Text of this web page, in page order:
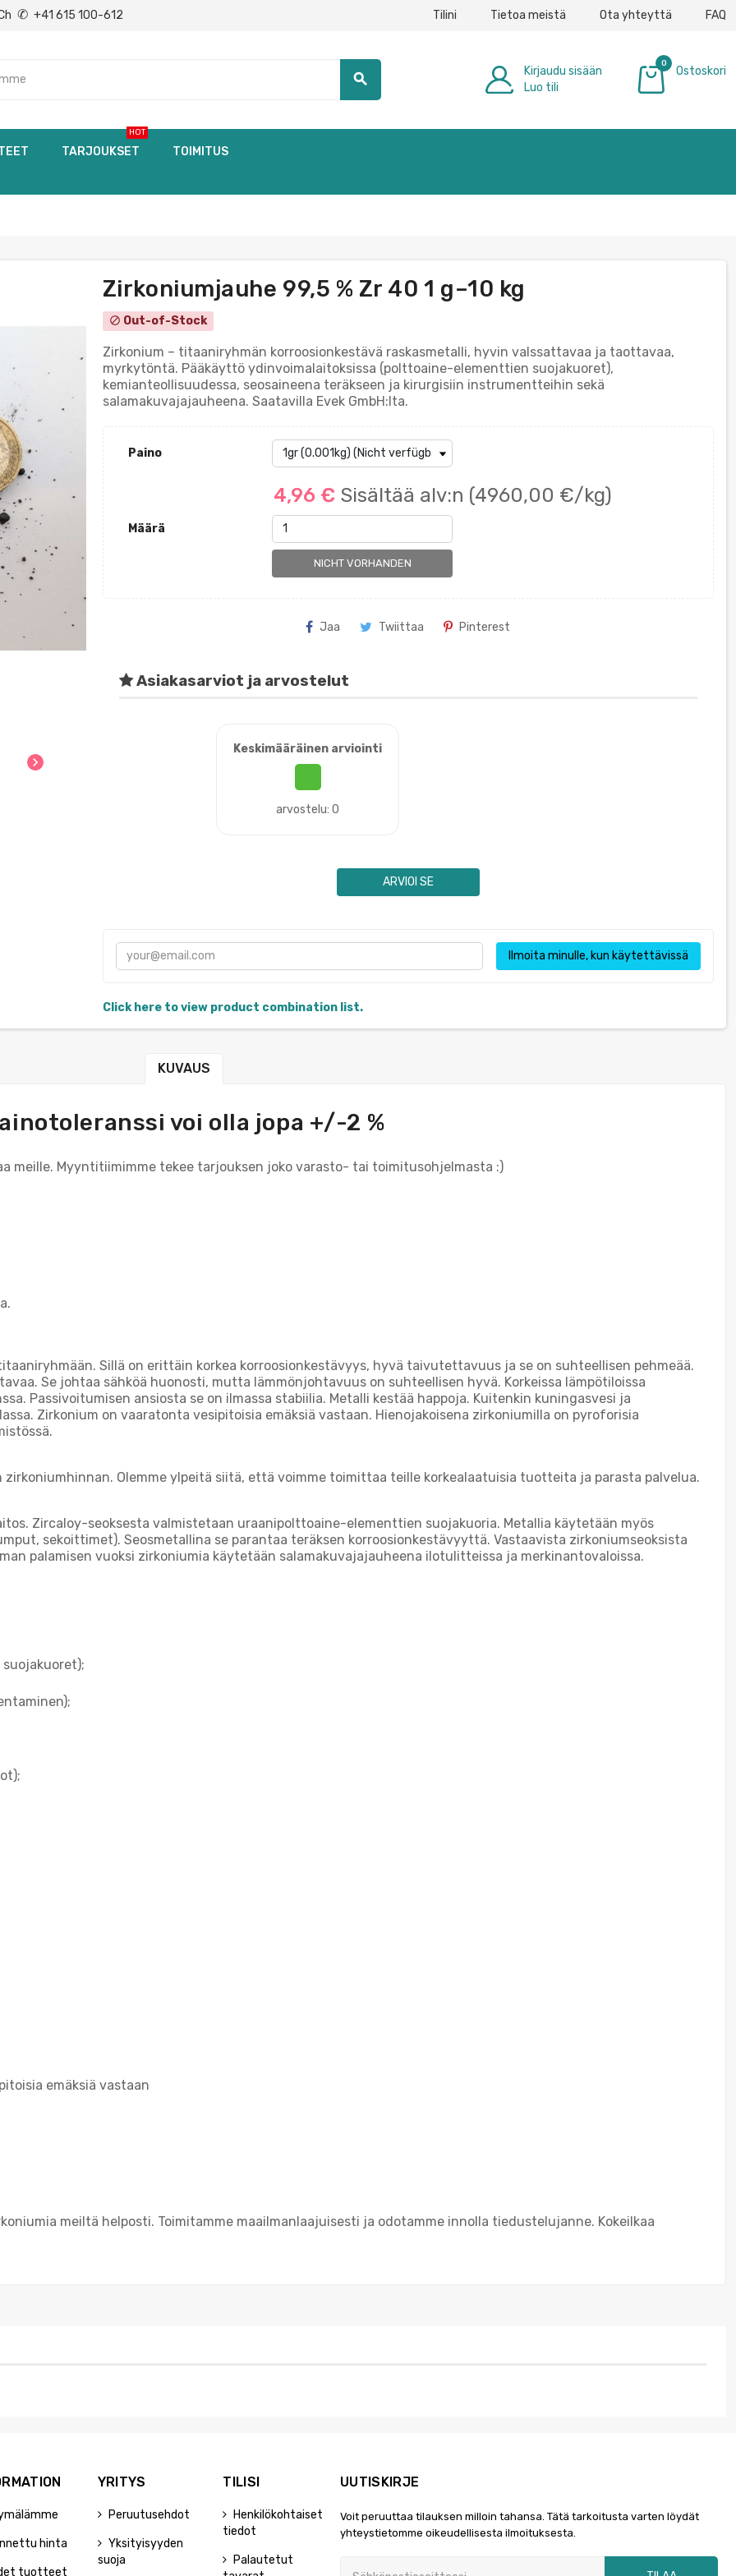
✆ +41 615 100-612 Tilini Tietoa meistä Ota yhteyttä FAQ
search
Kirjaudu sisään
Luo tili
0
Ostoskori
TARJOUKSET
HOT
TOIMITUS
chevron_right
Zirkoniumjauhe 99,5 % Zr 40 1 g–10 kg
block Out-of-Stock
Zirkonium – titaaniryhmän korroosionkestävä raskasmetalli, hyvin valssattavaa ja taottavaa,
myrkytöntä. Pääkäyttö ydinvoimalaitoksissa (polttoaine-elementtien suojakuoret),
kemianteollisuudessa, seosaineena teräkseen ja kirurgisiin instrumentteihin sekä
salamakuvajajauheena. Saatavilla Evek GmbH:lta.
Paino
4,96 € Sisältää alv:n (4960,00 €/kg)
Määrä
NICHT VORHANDEN
Jaa Twiittaa Pinterest
Asiakasarviot ja arvostelut
Keskimääräinen arviointi
arvostelu: 0
ARVIOI SE
Ilmoita minulle, kun käytettävissä
Click here to view product combination list.
KUVAUS
voi olla jopa +/-2 %
meille. Myyntitiimimme tekee tarjouksen joko varasto- tai toimitusohjelmasta :)
Sillä on erittäin korkea korroosionkestävyys, hyvä taivutettavuus ja se on suhteellisen pehmeää.
Se johtaa sähköä huonosti, mutta lämmönjohtavuus on suhteellisen hyvä. Korkeissa lämpötiloissa
Passivoitumisen ansiosta se on ilmassa stabiilia. Metalli kestää happoja. Kuitenkin kuningasvesi ja
Zirkonium on vaaratonta vesipitoisia emäksiä vastaan. Hienojakoisena zirkoniumilla on pyroforisia
zirkoniumhinnan. Olemme ylpeitä siitä, että voimme toimittaa teille korkealaatuisia tuotteita ja parasta palvelua.
Zircaloy-seoksesta valmistetaan uraanipolttoaine-elementtien suojakuoria. Metallia käytetään myös
sekoittimet). Seosmetallina se parantaa teräksen korroosionkestävyyttä. Vastaavista zirkoniumseoksista
palamisen vuoksi zirkoniumia käytetään salamakuvajajauheena ilotulitteissa ja merkinantovaloissa.
emäksiä vastaan
meiltä helposti. Toimitamme maailmanlaajuisesti ja odotamme innolla tiedustelujanne. Kokeilkaa
hinta
tuotteet
YRITYS
Peruutusehdot
Yksityisyyden
suoja
TILISI
Henkilökohtaiset
tiedot
Palautetut
UUTISKIRJE
Voit peruuttaa tilauksen milloin tahansa. Tätä tarkoitusta varten löydät
yhteystietomme oikeudellisesta ilmoituksesta.